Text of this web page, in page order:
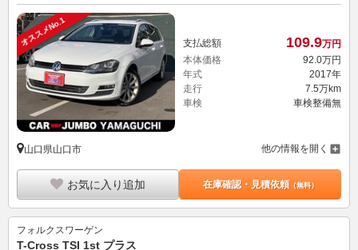
オススメNo.1 支払総額 109.9万円
本体価格
92.0万円
年式
2017年
走行
7.5万km
車検
車検整備無
山口県山口市 他の情報を開く
お気に入り追加 在庫確認・見積依頼（無料）
フォルクスワーゲン
T-Cross TSI 1st プラス